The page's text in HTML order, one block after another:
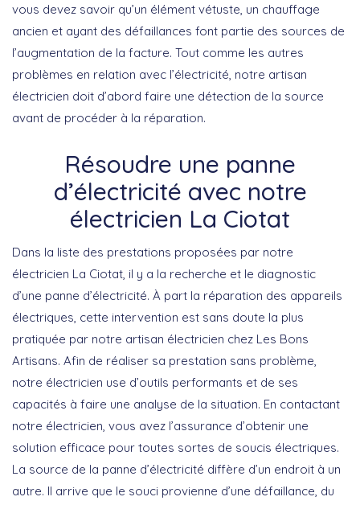
vous devez savoir qu’un élément vétuste, un chauffage
ancien et ayant des défaillances font partie des sources de
l’augmentation de la facture. Tout comme les autres
problèmes en relation avec l’électricité, notre artisan
électricien doit d’abord faire une détection de la source
avant de procéder à la réparation.
Résoudre une panne
d’électricité avec notre
électricien La Ciotat
Dans la liste des prestations proposées par notre
électricien La Ciotat, il y a la recherche et le diagnostic
d’une panne d’électricité. À part la réparation des appareils
électriques, cette intervention est sans doute la plus
pratiquée par notre artisan électricien chez Les Bons
Artisans. Afin de réaliser sa prestation sans problème,
notre électricien use d’outils performants et de ses
capacités à faire une analyse de la situation. En contactant
notre électricien, vous avez l’assurance d’obtenir une
solution efficace pour toutes sortes de soucis électriques.
La source de la panne d’électricité diffère d’un endroit à un
autre. Il arrive que le souci provienne d’une défaillance, du